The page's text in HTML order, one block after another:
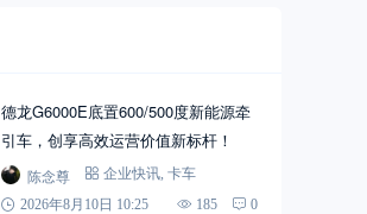
德龙G6000E底置600/500度新能源牵
引车，创享高效运营价值新标杆！
陈念尊 企业快讯 卡车
2026年8月10日 10:25
185 0